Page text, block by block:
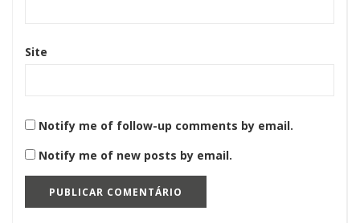
Site
Notify me of follow-up comments by email.
Notify me of new posts by email.